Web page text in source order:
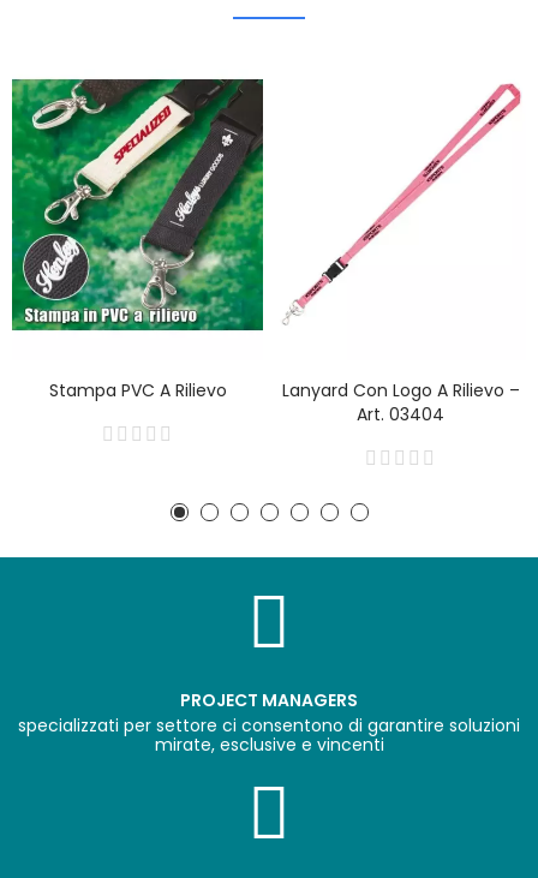
Stampa PVC A Rilievo
Lanyard Con Logo A Rilievo –
Art. 03404
PROJECT MANAGERS
specializzati per settore ci consentono di garantire soluzioni
mirate, esclusive e vincenti